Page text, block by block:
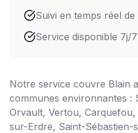
Suivi en temps réel
Service disponible 7j/7
Notre service couvre Blain
communes environnantes :
Orvault, Vertou,
sur-Erdre, Saint-